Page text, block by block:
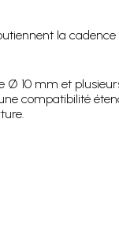
la
Ø 10 mm et
compatibilité